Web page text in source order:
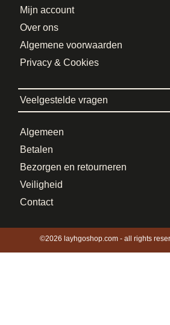
Mijn account
Over ons
Algemene voorwaarden
Privacy & Cookies
Veelgestelde vragen
Algemeen
Betalen
Bezorgen en retourneren
Veiligheid
Contact
©2026 layhgoshop.com - all rights